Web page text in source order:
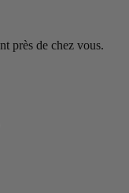
près de chez vous.